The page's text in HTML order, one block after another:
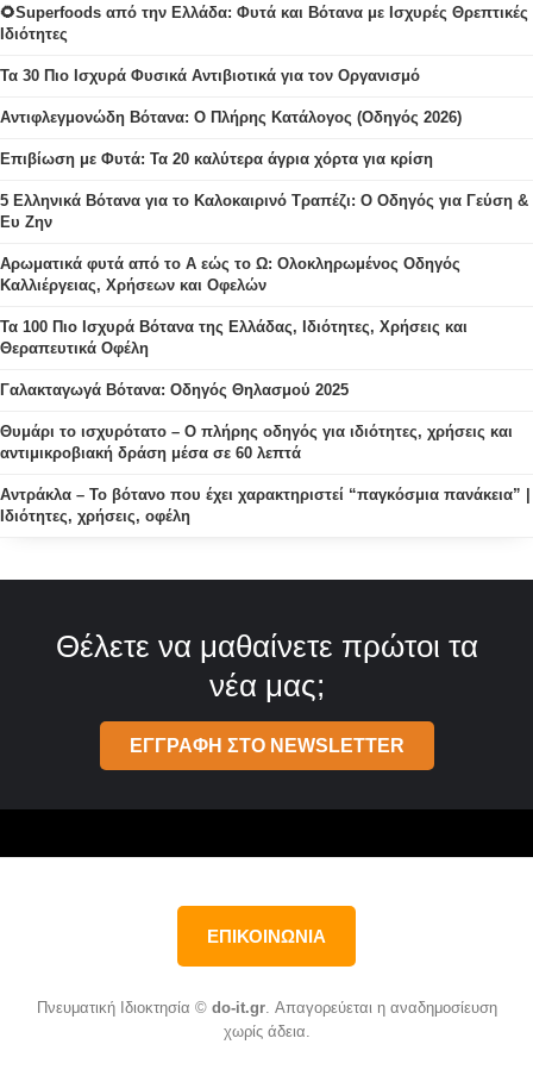
🌻Superfoods από την Ελλάδα: Φυτά και Βότανα με Ισχυρές Θρεπτικές
Ιδιότητες
Τα 30 Πιο Ισχυρά Φυσικά Αντιβιοτικά για τον Οργανισμό
Αντιφλεγμονώδη Βότανα: Ο Πλήρης Κατάλογος (Οδηγός 2026)
Επιβίωση με Φυτά: Τα 20 καλύτερα άγρια χόρτα για κρίση
5 Ελληνικά Βότανα για το Καλοκαιρινό Τραπέζι: Ο Οδηγός για Γεύση &
Ευ Ζην
Αρωματικά φυτά από το Α εώς το Ω: Ολοκληρωμένος Οδηγός
Καλλιέργειας, Χρήσεων και Οφελών
Τα 100 Πιο Ισχυρά Βότανα της Ελλάδας, Ιδιότητες, Χρήσεις και
Θεραπευτικά Οφέλη
Γαλακταγωγά Βότανα: Οδηγός Θηλασμού 2025
Θυμάρι το ισχυρότατο – Ο πλήρης οδηγός για ιδιότητες, χρήσεις και
αντιμικροβιακή δράση μέσα σε 60 λεπτά
Αντράκλα – Το βότανο που έχει χαρακτηριστεί “παγκόσμια πανάκεια” |
Ιδιότητες, χρήσεις, οφέλη
Θέλετε να μαθαίνετε πρώτοι τα
νέα μας;
ΕΓΓΡΑΦΗ ΣΤΟ NEWSLETTER
ΕΠΙΚΟΙΝΩΝΙΑ
Πνευματική Ιδιοκτησία © do-it.gr. Απαγορεύεται η αναδημοσίευση
χωρίς άδεια.